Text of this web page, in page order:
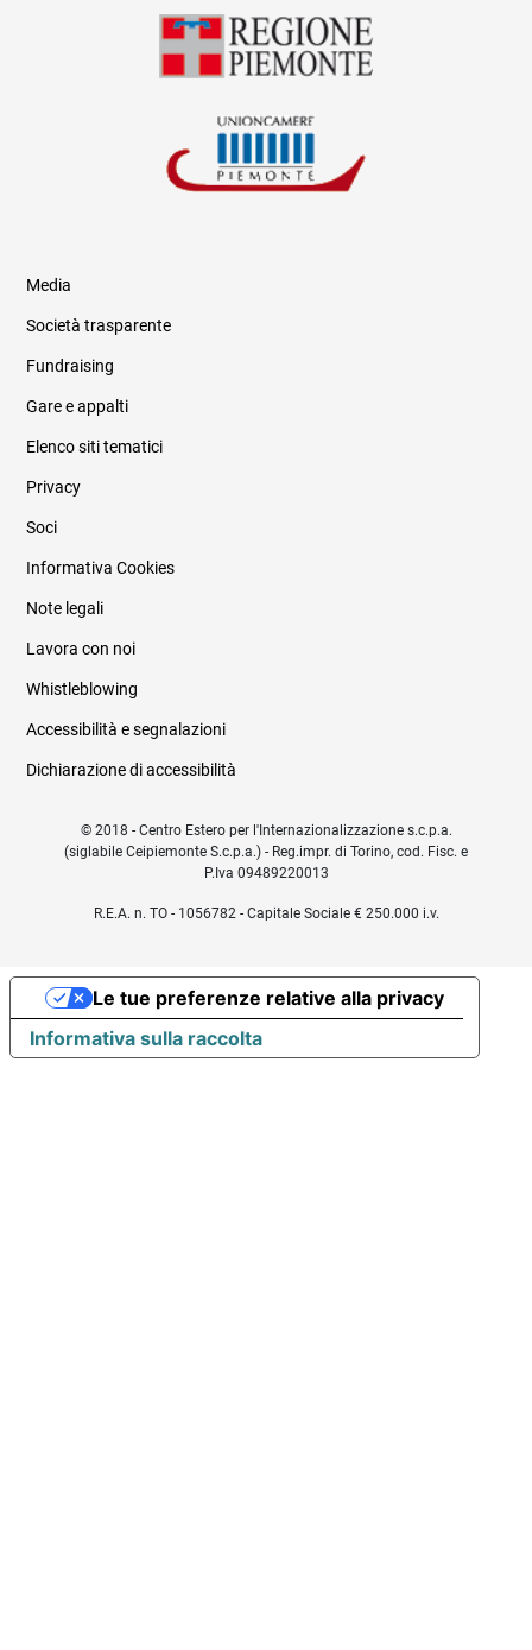
Informazioni legali e trasparenza
Media
Società trasparente
Fundraising
Gare e appalti
Elenco siti tematici
Privacy
Soci
Informativa Cookies
Note legali
Lavora con noi
Whistleblowing
Accessibilità e segnalazioni
Dichiarazione di accessibilità
© 2018 - Centro Estero per l'Internazionalizzazione s.c.p.a.
(siglabile Ceipiemonte S.c.p.a.) - Reg.impr. di Torino, cod. Fisc. e
P.Iva 09489220013
R.E.A. n. TO - 1056782 - Capitale Sociale € 250.000 i.v.
Informativa sulla raccolta
Le tue preferenze relative alla privacy